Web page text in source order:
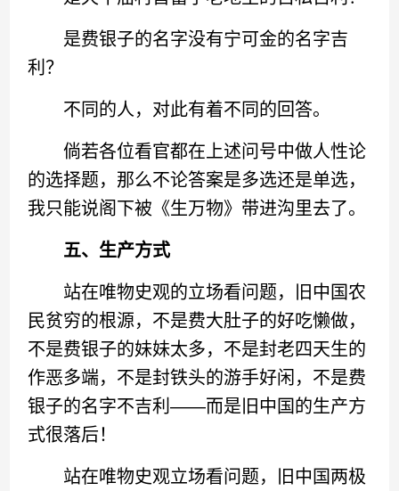
是费银子的名字没有宁可金的名字吉
利？
不同的人，对此有着不同的回答。
倘若各位看官都在上述问号中做人性论
的选择题，那么不论答案是多选还是单选，
我只能说阁下被《生万物》带进沟里去了。
五、生产方式
站在唯物史观的立场看问题，旧中国农
民贫穷的根源，不是费大肚子的好吃懒做，
不是费银子的妹妹太多，不是封老四天生的
作恶多端，不是封铁头的游手好闲，不是费
银子的名字不吉利——而是旧中国的生产方
式很落后！
站在唯物史观立场看问题，旧中国两极